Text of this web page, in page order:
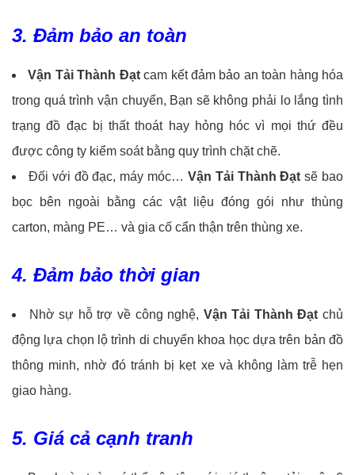
3. Đảm bảo an toàn
Vận Tải Thành Đạtcam kết đảm bảo an toàn hàng hóa
trong quá trình vận chuyển, Bạn sẽ không phải lo lắng tình
trạng đồ đạc bị thất thoát hay hỏng hóc vì mọi thứ đều
được công ty kiểm soát bằng quy trình chặt chẽ.
Đối với đồ đạc, máy móc… Vận Tải Thành Đạtsẽ bao
bọc bên ngoài bằng các vật liệu đóng gói như thùng
carton, màng PE… và gia cố cẩn thận trên thùng xe.
4. Đảm bảo thời gian
Nhờ sự hỗ trợ về công nghệ, Vận Tải Thành Đạt chủ
động lựa chọn lộ trình di chuyển khoa học dựa trên bản đồ
thông minh, nhờ đó tránh bị kẹt xe và không làm trễ hẹn
giao hàng.
5. Giá cả cạnh tranh